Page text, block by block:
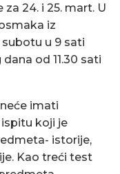
24. i 25. mart. U
iz
u 9 sati
od 11.30 sati
imati
koji je
istorije,
Kao treći test